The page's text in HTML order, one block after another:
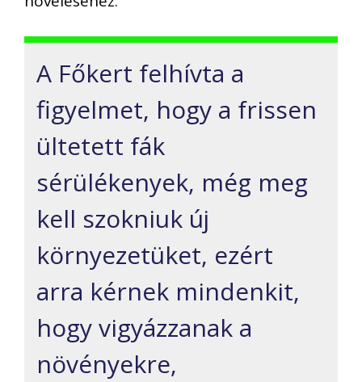
A Főkert felhívta a
figyelmet, hogy a frissen
ültetett fák
sérülékenyek, még meg
kell szokniuk új
környezetüket, ezért
arra kérnek mindenkit,
hogy vigyázzanak a
növényekre,